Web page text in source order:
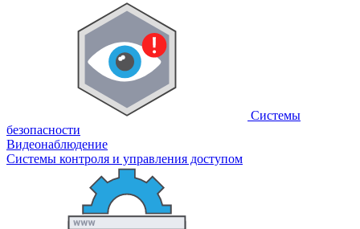
Системы
безопасности
Видеонаблюдение
Системы контроля и управления доступом